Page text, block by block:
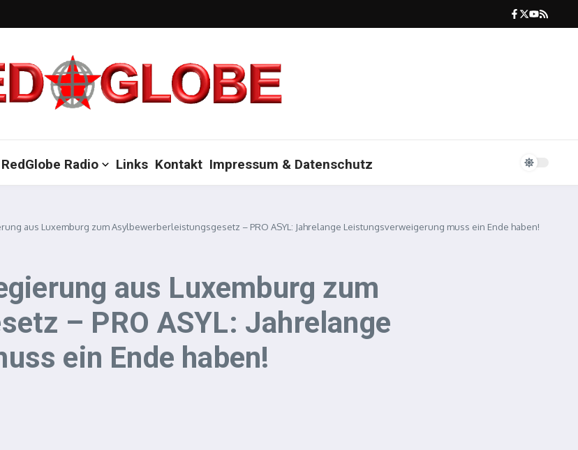
RedGlobe Radio Links Kontakt Impressum & Datenschutz
aus Luxemburg zum Asylbewerberleistungsgesetz – PRO ASYL: Jahrelange Leistungsverweigerung muss ein Ende haben!
aus Luxemburg zum
– PRO ASYL: Jahrelange
ein Ende haben!